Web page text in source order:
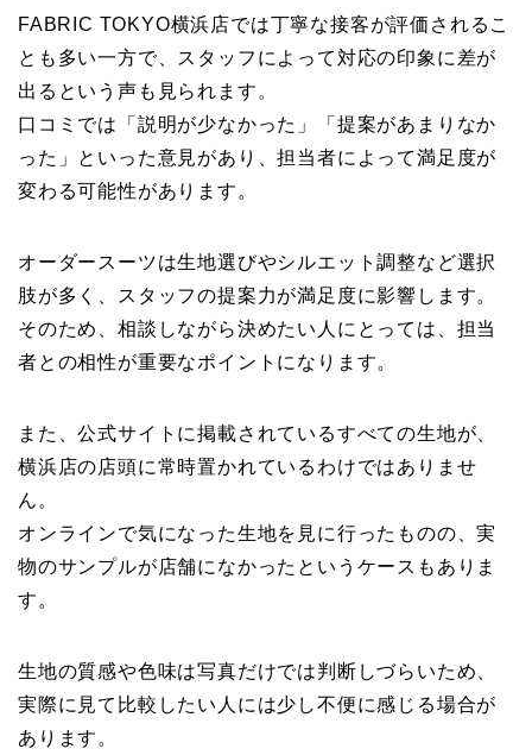
FABRIC TOKYO横浜店では丁寧な接客が評価されるこ
とも多い一方で、スタッフによって対応の印象に差が
出るという声も見られます。
口コミでは「説明が少なかった」「提案があまりなか
った」といった意見があり、担当者によって満足度が
変わる可能性があります。
オーダースーツは生地選びやシルエット調整など選択
肢が多く、スタッフの提案力が満足度に影響します。
そのため、相談しながら決めたい人にとっては、担当
者との相性が重要なポイントになります。
また、公式サイトに掲載されているすべての生地が、
横浜店の店頭に常時置かれているわけではありませ
ん。
オンラインで気になった生地を見に行ったものの、実
物のサンプルが店舗になかったというケースもありま
す。
生地の質感や色味は写真だけでは判断しづらいため、
実際に見て比較したい人には少し不便に感じる場合が
あります。